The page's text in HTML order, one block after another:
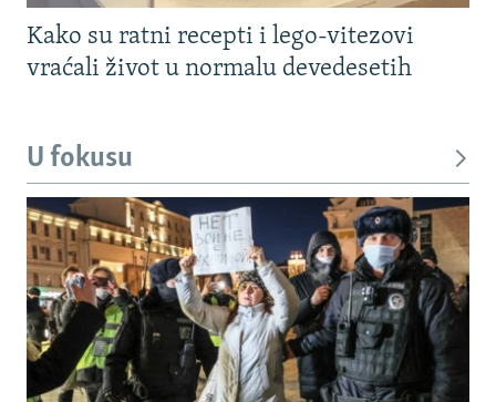
Kako su ratni recepti i lego-vitezovi
vraćali život u normalu devedesetih
U fokusu